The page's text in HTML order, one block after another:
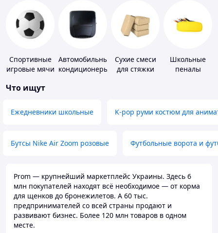
Спортивные
игровые мячи
Автомобильные
кондиционеры
Сухие смеси
для стяжки
Школьные
пеналы
Что ищут
Ежедневники школьные K-pop руми костюм для
Бутсы Nike Air Zoom розовые Футбольные ворота и
Prom — крупнейший маркетплейс Украины. Здесь 6
млн покупателей находят всё необходимое — от корма
для щенков до бронежилетов. А 60 тыс.
предпринимателей со всей страны продают и
развивают бизнес. Более 120 млн товаров в одном
месте.